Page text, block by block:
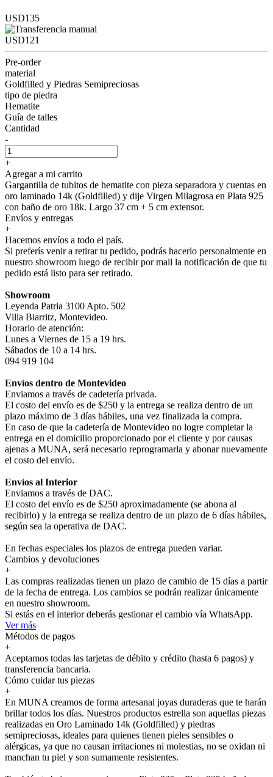
USD135
USD121
Pre-order
material
Goldfilled y Piedras Semipreciosas
tipo de piedra
Hematite
Guía de talles
Cantidad
-
+
Agregar a mi carrito
Gargantilla de tubitos de hematite con pieza separadora y cuentas en
oro laminado 14k (Goldfilled) y dije Virgen Milagrosa en Plata 925
con baño de oro 18k. Largo 37 cm + 5 cm extensor.
Envíos y entregas
+
Hacemos envíos a todo el país.
Si preferís venir a retirar tu pedido, podrás hacerlo personalmente en
nuestro showroom luego de recibir por mail la notificación de que tu
pedido está listo para ser retirado.
Showroom
Leyenda Patria 3100 Apto. 502
Villa Biarritz, Montevideo.
Horario de atención:
Lunes a Viernes de 15 a 19 hrs.
Sábados de 10 a 14 hrs.
094 919 104
Envíos dentro de Montevideo
Enviamos a través de cadetería privada.
El costo del envío es de $250 y la entrega se realiza dentro de un
plazo máximo de 3 días hábiles, una vez finalizada la compra.
En caso de que la cadetería de Montevideo no logre completar la
entrega en el domicilio proporcionado por el cliente y por causas
ajenas a MUNA, será necesario reprogramarla y abonar nuevamente
el costo del envío.
Envíos al Interior
Enviamos a través de DAC.
El costo del envío es de $250 aproximadamente (se abona al
recibirlo) y la entrega se realiza dentro de un plazo de 6 días hábiles,
según sea la operativa de DAC.
En fechas especiales los plazos de entrega pueden variar.
Cambios y devoluciones
+
Las compras realizadas tienen un plazo de cambio de 15 días a partir
de la fecha de entrega. Los cambios se podrán realizar únicamente
en nuestro showroom.
Si estás en el interior deberás gestionar el cambio vía WhatsApp.
Ver más
Métodos de pagos
+
Aceptamos todas las tarjetas de débito y crédito (hasta 6 pagos) y
transferencia bancaria.
Cómo cuidar tus piezas
+
En MUNA creamos de forma artesanal joyas duraderas que te harán
brillar todos los días. Nuestros productos estrella son aquellas piezas
realizadas en Oro Laminado 14k (Goldfilled) y piedras
semipreciosas, ideales para quienes tienen pieles sensibles o
alérgicas, ya que no causan irritaciones ni molestias, no se oxidan ni
manchan tu piel y son sumamente resistentes.